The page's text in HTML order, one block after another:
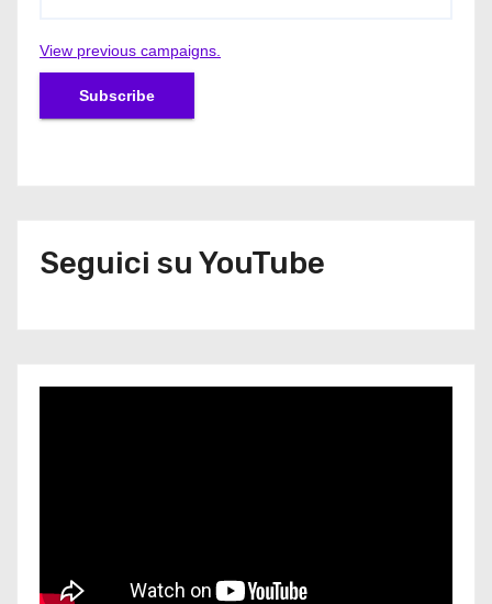
View previous campaigns.
Seguici su YouTube